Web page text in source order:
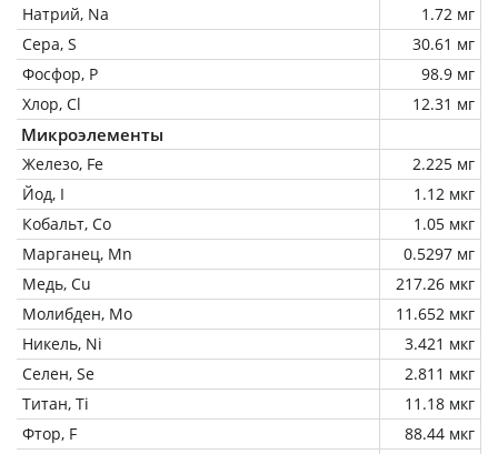
Натрий, Na
1.72 мг
Сера, S
30.61 мг
Фосфор, P
98.9 мг
Хлор, Cl
12.31 мг
Микроэлементы
Железо, Fe
2.225 мг
Йод, I
1.12 мкг
Кобальт, Co
1.05 мкг
Марганец, Mn
0.5297 мг
Медь, Cu
217.26 мкг
Молибден, Mo
11.652 мкг
Никель, Ni
3.421 мкг
Селен, Se
2.811 мкг
Титан, Ti
11.18 мкг
Фтор, F
88.44 мкг